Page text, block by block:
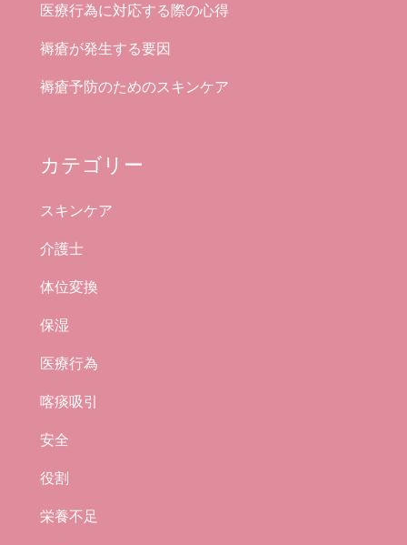
医療行為に対応する際の心得
褥瘡が発生する要因
褥瘡予防のためのスキンケア
カテゴリー
スキンケア
介護士
体位変換
保湿
医療行為
喀痰吸引
安全
役割
栄養不足